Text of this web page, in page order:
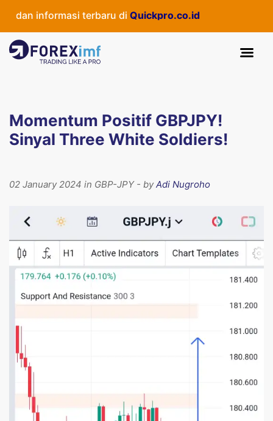
informasi terbaru di Quickpro.co.id
Momentum Positif GBPJPY!
Sinyal Three White Soldiers!
02 January 2024 in GBP-JPY - byAdi Nugroho